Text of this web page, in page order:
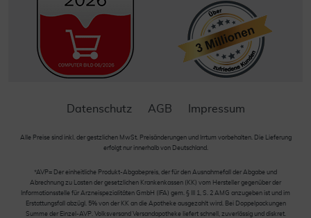
Datenschutz AGB Impressum
Alle Preise sind inkl. der gestzlichen MwSt. Preisänderungen und Irrtum vorbehalten. Die Lieferung
erfolgt nur innerhalb von Deutschland.
*AVP= Der einheitliche Produkt-Abgabepreis, der für den Ausnahmefall der Abgabe und
Abrechnung zu Lasten der gesetzlichen Krankenkassen (KK) vom Hersteller gegenüber der
Informationsstelle für Arzneispezialitäten GmbH (IFA) gem. § III 1, S. 2 AMG anzugeben ist und im
Erstattungsfall abzügl. 5% von der KK an die Apotheke ausgezahlt wird. Bei Doppelpackungen
Summe der Einzel-AVP. Volksversand Versandapotheke liefert schnell, zuverlässig und diskret.